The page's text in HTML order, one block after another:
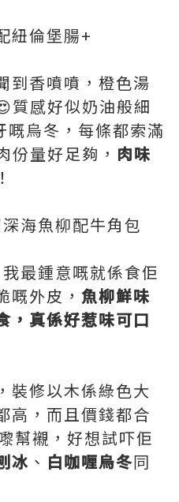
紐倫堡腸+
到香噴噴，橙色湯
質感好似奶油般細
嘅烏冬，每條都索滿
份量好足夠， 肉味
海魚柳配牛角包
最鍾意嘅就係食佢
嘅外皮， 魚柳鮮味
，真係好惹味可口
裝修以木係綠色大
高，而且價錢都合
幫襯，好想試吓佢
冰 、 白咖喱烏冬同